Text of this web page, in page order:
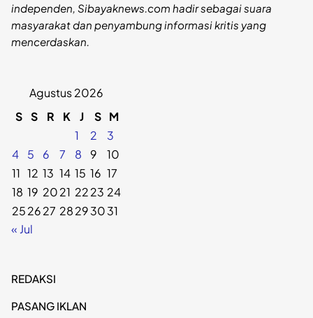
independen, Sibayaknews.com hadir sebagai suara
masyarakat dan penyambung informasi kritis yang
mencerdaskan.
Agustus 2026
S S R K J S M
1
2
3
4
5 6 7 8 9
10
11 12 13 14 15 16 17
18 19 2021 2223 24
252627 28293031
« Jul
REDAKSI
PASANG IKLAN